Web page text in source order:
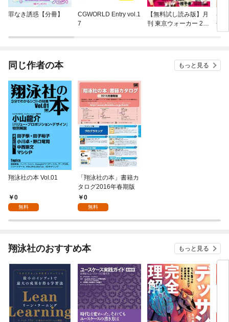
罪なき誘惑【分冊】
CGWORLD Entry vol.1
7
【無料試し読み版】月
刊 東京ウォーカー 201
ば
冊】
同じ作者の本 もっと見る
翔泳社の本 Vol.01
0
無料
「翔泳社の本」書籍カ
タログ2016年春期版
0
無料
翔泳社のおすすめ本 もっと見る